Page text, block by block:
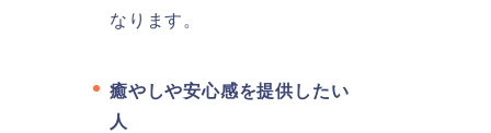
なります。
癒やしや安心感を提供したい
人